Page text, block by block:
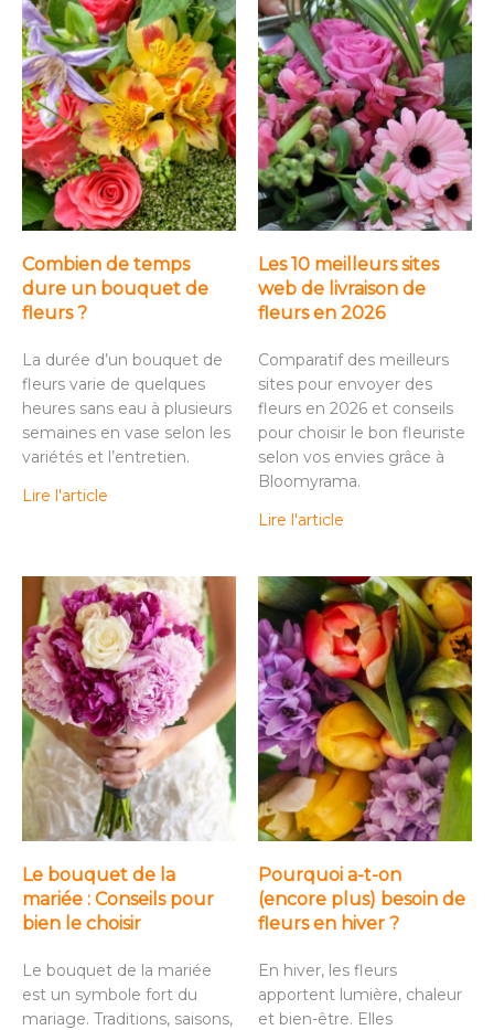
Combien de temps
dure un bouquet de
fleurs ?
La durée d’un bouquet de
fleurs varie de quelques
heures sans eau à plusieurs
semaines en vase selon les
variétés et l’entretien.
Lire l'article
Les 10 meilleurs sites
web de livraison de
fleurs en 2026
Comparatif des meilleurs
sites pour envoyer des
fleurs en 2026 et conseils
pour choisir le bon fleuriste
selon vos envies grâce à
Bloomyrama.
Lire l'article
Le bouquet de la
mariée : Conseils pour
bien le choisir
Le bouquet de la mariée
est un symbole fort du
mariage. Traditions, saisons,
Pourquoi a-t-on
(encore plus) besoin de
fleurs en hiver ?
En hiver, les fleurs
apportent lumière, chaleur
et bien-être. Elles